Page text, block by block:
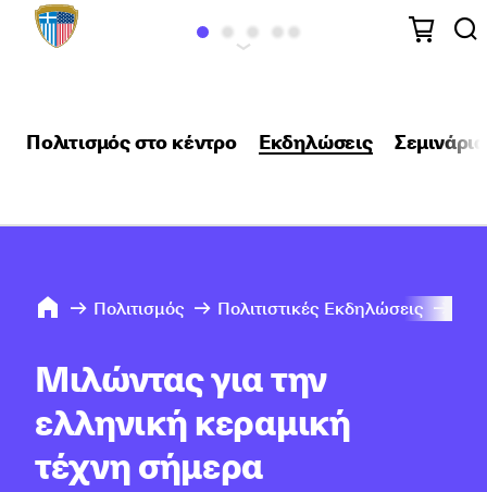
Πολιτισμός στο κέντρο Εκδηλώσεις Σεμινάρια
Πολιτισμός Πολιτιστικές Εκδηλώσεις
Μιλώντας για την
ελληνική κεραμική
τέχνη σήμερα